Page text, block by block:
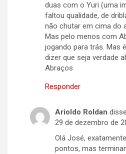
duas com o Yuri (uma
faltou qualidade, de
não chutar em cima do
Mas pelo menos com
jogando para trás. Mas
dizer que seja verdade
Abraços
Responder
Arioldo Roldan
29 de dezembro de
Olá José,
pontos, mas